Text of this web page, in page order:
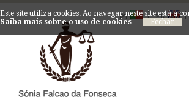
PT | EN |
Este site utiliza cookies. Ao navegar neste site está a
Saiba mais sobre o uso de cookies